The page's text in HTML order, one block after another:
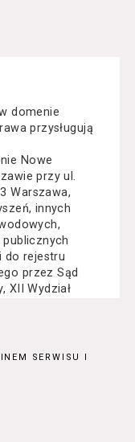
domenie
przysługują
Nowe
przy ul.
Warszawa,
innych
do rejestru
przez Sąd
XII Wydział
osoba prawna
z
SERWISU I